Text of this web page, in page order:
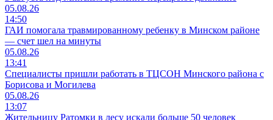
05.08.26
14:50
ГАИ помогала травмированному ребенку в Минском районе
— счет шел на минуты
05.08.26
13:41
Специалисты пришли работать в ТЦСОН Минского района с
Борисова и Могилева
05.08.26
13:07
Жительницу Ратомки в лесу искали больше 50 человек